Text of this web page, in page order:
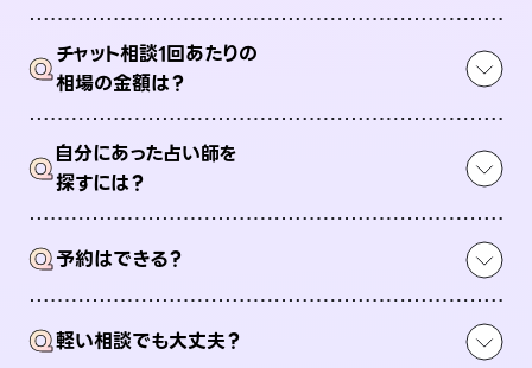
Qチャット相談1回あたりの
相場の金額は？
Q自分にあった占い師を
探すには？
Q予約はできる？
Q軽い相談でも大丈夫？